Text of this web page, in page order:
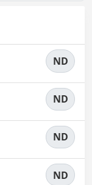
ND
ND
ND
ND